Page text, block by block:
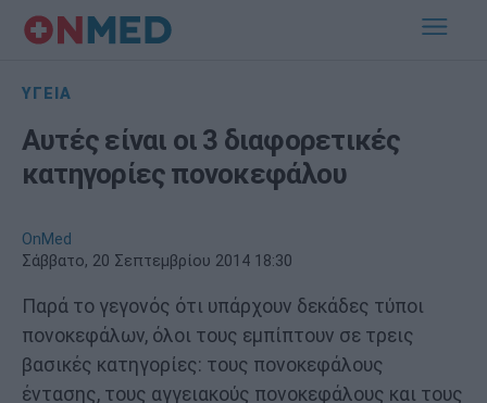
ΥΓΕΙΑ
Αυτές είναι οι 3 διαφορετικές
κατηγορίες πονοκεφάλου
OnMed
Σάββατο, 20 Σεπτεμβρίου 2014 18:30
Παρά το γεγονός ότι υπάρχουν δεκάδες τύποι
πονοκεφάλων, όλοι τους εμπίπτουν σε τρεις
βασικές κατηγορίες: τους πονοκεφάλους
έντασης, τους αγγειακούς πονοκεφάλους και τους